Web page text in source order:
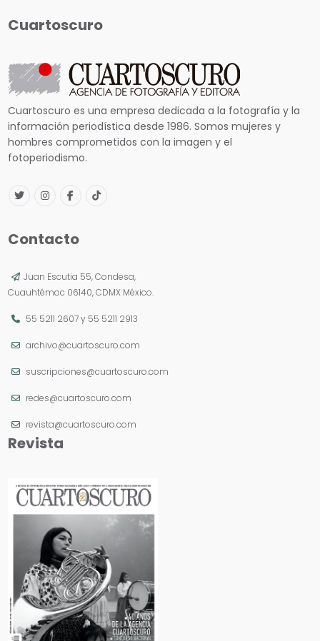
Cuartoscuro
Cuartoscuro es una empresa dedicada a la fotografía y la
información periodística desde 1986. Somos mujeres y
hombres comprometidos con la imagen y el
fotoperiodismo.
Contacto
Juan Escutia 55, Condesa,
Cuauhtémoc 06140, CDMX México.
55 5211 2607y 55 5211 2913
archivo@cuartoscuro.com
suscripciones@cuartoscuro.com
redes@cuartoscuro.com
revista@cuartoscuro.com
Revista